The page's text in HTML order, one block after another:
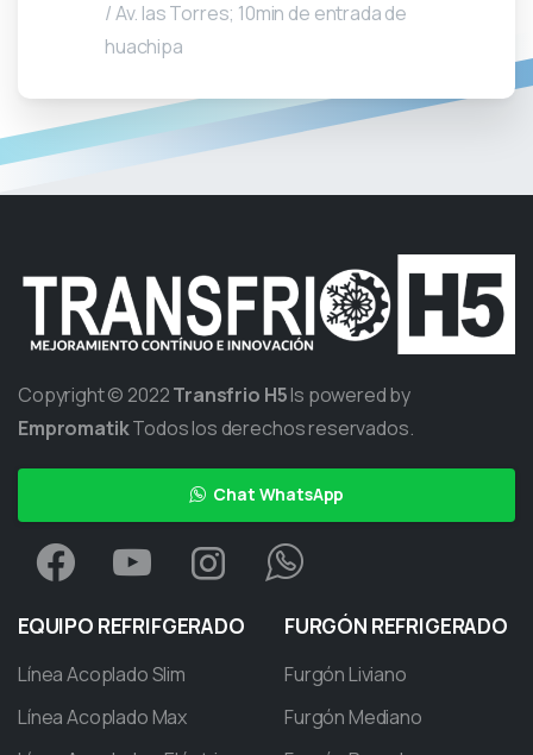
/ Av. las Torres; 10min de entrada de
huachipa
Copyright © 2022Transfrio H5Is powered by
EmpromatikTodos los derechos reservados.
Chat WhatsApp
EQUIPO REFRIFGERADO
Línea Acoplado Slim
Línea Acoplado Max
FURGÓN REFRIGERADO
Furgón Liviano
Furgón Mediano